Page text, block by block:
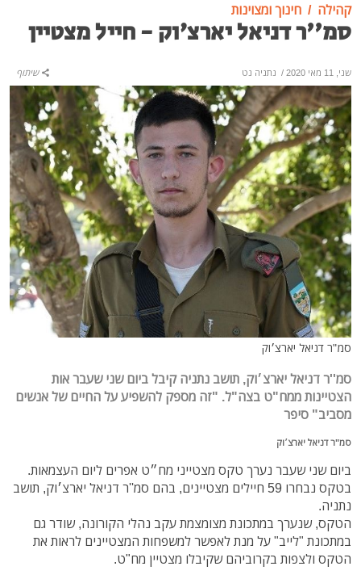
קהילה חינוך ומצוינות
סמ''ר דניאל יארצ׳וק - חייל מצטיין
שני, 11 מאי 2020 / נתניה נט שיתוף
סמ"ר דניאל יארצ׳וק
סמ''ר דניאל יארצ׳וק, תושב נתניה קיבל ביום שני שעבר אות
הצטיינות ממח"ט בצה"ל. "זה מספק להשפיע על החיים של אנשים
מסביב" סיפר
סמ"ר דניאל יארצ׳וק
ביום שני שעבר נערך טקס מצטייני מח״ט אפרים ליום העצמאות.
בטקס נבחרו 59 חיילים מצטיינים, בהם סמ''ר דניאל יארצ׳וק, תושב
נתניה.
הטקס, שנערך במתכונת מצומצמת עקב נהלי הקורונה, שודר גם
במתכונת "לייב" על מנת לאפשר למשפחות המצטיינים לראות את
הטקס ולצפות בקרוביהם שקיבלו מצטיין מח"ט.